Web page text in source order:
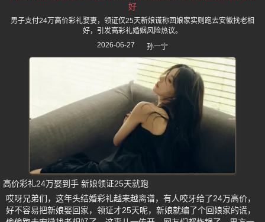
好
男子支付24万高价彩礼娶妻，领证仅25天新娘谎称回娘家实则跑去安徽找老相
好，引发高彩礼婚姻风险热议。
2026-06-27
孙一宁
高价彩礼24万娶到手 新娘领证25天就跑
哎呀兄弟们，这年头结婚彩礼越来越离谱，有人咬牙给了24万高价，
好不容易把新娘娶回家，领证才25天呢，新娘就编了个回娘家的谎，